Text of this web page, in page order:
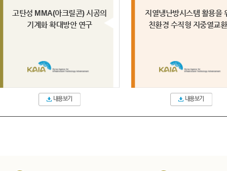
고탄성 MMA(아크릴콘) 시공의
기계화 확대방안 연구
내용보기
지열냉난방시스템 활용을
친환경 수직형 지중열교
내용보기